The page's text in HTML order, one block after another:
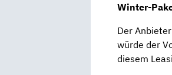
Winter-
Der
würde der
diesem